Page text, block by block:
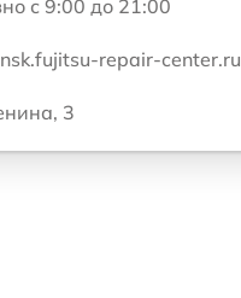
с 9:00 до 21:00
repair-center.ru
3